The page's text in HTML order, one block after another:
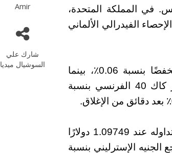
Amir
شارك علي
السوشيال ميديا
0.2٪ خلال شهر أغسطس. في المملكة المتحدة،
الفيدرالي الألماني
على صعيد المؤشرات، أنهى مؤشر داكس الألماني التداولات منخفضًا بنسبة 0.06٪، بينما
أضاف مؤشر فوتسي 100 البريطاني نسبة 0.26٪، وارتفع مؤشر كاك 40 الفرنسي بنسبة
في سوق العملات، استقر اليورو مقابل الدولار الأمريكي حيث تم تداوله عند 1.09749 دولارًا
تراجع الجنيه الإسترليني بنسبة